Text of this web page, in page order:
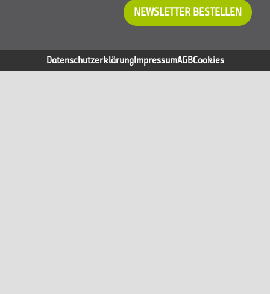
NEWSLETTER BESTELLEN
DatenschutzerklärungImpressumAGBCookies